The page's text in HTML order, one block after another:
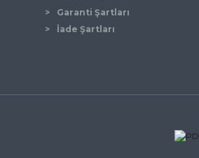
Garanti Şartları
İade Şartları